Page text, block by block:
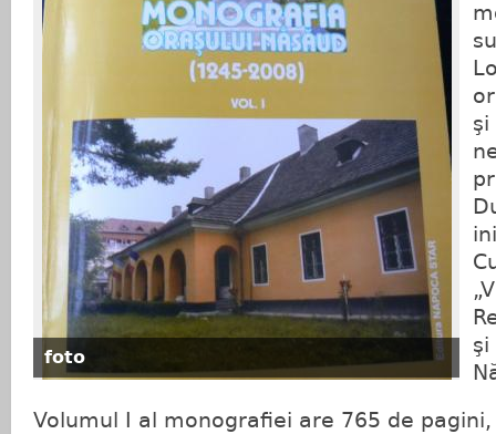
foto
şi
şi
Volumul I al monografiei are 765 de